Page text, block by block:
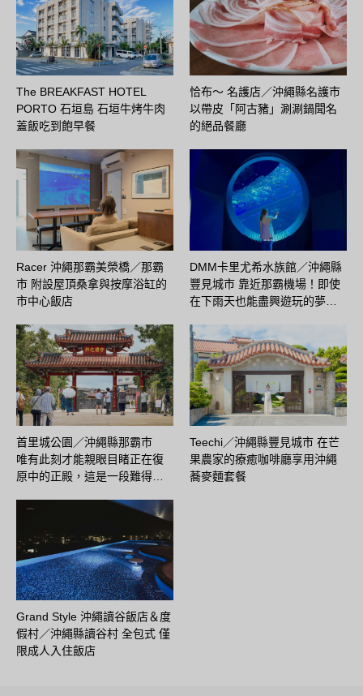
The BREAKFAST HOTEL
PORTO 石垣島 石垣牛烤牛肉
蓋飯吃到飽早餐
恰布〜 名護店／沖繩縣名護市
以帶皮「阿古豬」涮涮鍋聞名
的絕品餐廳
Racer 沖繩那霸美榮橋／那霸
市 附設屋頂桑拿與按摩浴缸的
市中心飯店
DMM卡里尤希水族館／沖繩縣
豐見城市 靠近那霸機場！即使
在下雨天也能盡興遊玩的夢…
首里城公園／沖繩縣那霸市
唯有此刻才能親眼目睹正在復
原中的正殿，這是一段難得…
Teechi／沖繩縣豐見城市 在芒
果農家的療癒咖啡廳享用沖繩
蕎麥麵套餐
Grand Style 沖繩讀谷飯店＆度
假村／沖繩縣讀谷村 全包式 僅
限成人入住飯店